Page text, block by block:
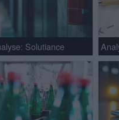
Solutiance